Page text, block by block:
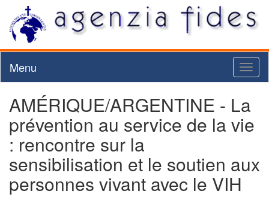
Menu
AMÉRIQUE/ARGENTINE - La
prévention au service de la vie
: rencontre sur la
sensibilisation et le soutien aux
personnes vivant avec le VIH